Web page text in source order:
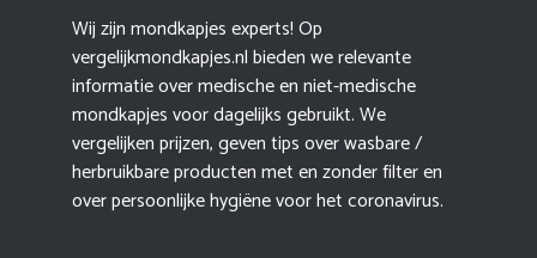
Wij zijn mondkapjes experts! Op
vergelijkmondkapjes.nl bieden we relevante
informatie over medische en niet-medische
mondkapjes voor dagelijks gebruikt. We
vergelijken prijzen, geven tips over wasbare /
herbruikbare producten met en zonder filter en
over persoonlijke hygiëne voor het coronavirus.